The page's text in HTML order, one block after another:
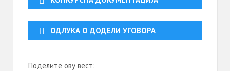
ОДЛУКА О ДОДЕЛИ УГОВОРА
Поделите ову вест: